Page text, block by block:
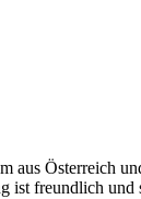
aus Österreich
ist freundlich und